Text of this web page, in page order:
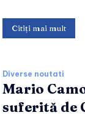
Citiți mai mult
Diverse noutati
Mario
suferită de